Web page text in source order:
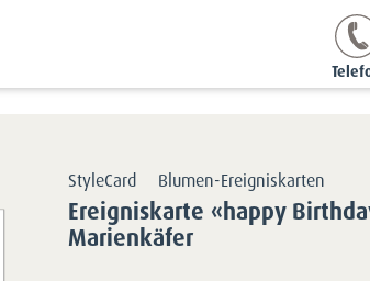
StyleCard Blumen-Ereigniskarten
Ereigniskarte «happy
Marienkäfer